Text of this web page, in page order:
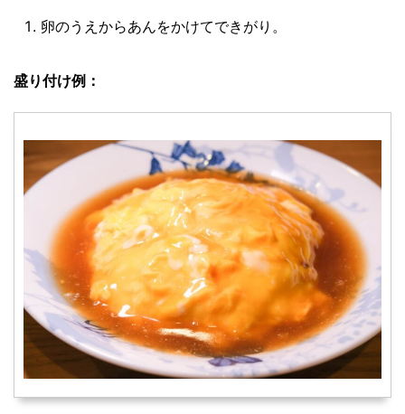
卵のうえからあんをかけてできがり。
盛り付け例：